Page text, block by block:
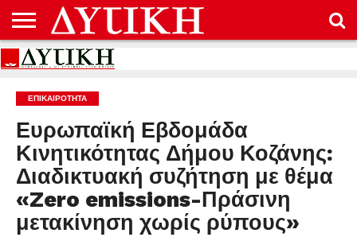
ΑΡΧΙΚΉ
ΕΠΙΚΟΙΝΩΝΊΑ
ΌΡΟΙ
ΠΡΟΣΤΑΣΊΑ
ΔΕΔΟΜΈΝΩΝ
ΕΠΙΚΑΙΡΟΤΗΤΑ
Ευρωπαϊκή Εβδομάδα
Κινητικότητας Δήμου Κοζάνης:
Διαδικτυακή συζήτηση με θέμα
«Zero emissions-Πράσινη
μετακίνηση χωρίς ρύπους»